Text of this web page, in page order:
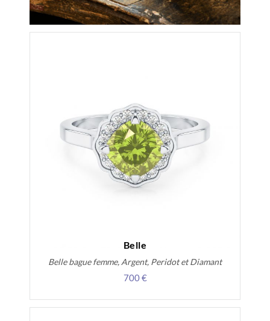
Belle
Belle bague femme, Argent, Peridot et Diamant
700 €